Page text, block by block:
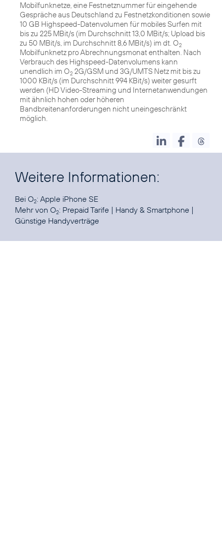
Mobilfunknetze, eine Festnetznummer für eingehende
Gespräche aus Deutschland zu Festnetzkonditionen sowie
10 GB Highspeed-Datenvolumen für mobiles Surfen mit
bis zu 225 MBit/s (im Durchschnitt 13,0 MBit/s; Upload bis
zu 50 MBit/s, im Durchschnitt 8,6 MBit/s) im dt. O2
Mobilfunknetz pro Abrechnungsmonat enthalten. Nach
Verbrauch des Highspeed-Datenvolumens kann
unendlich im O2 2G/GSM und 3G/UMTS Netz mit bis zu
1000 KBit/s (im Durchschnitt 994 KBit/s) weiter gesurft
werden (HD Video-Streaming und Internetanwendungen
mit ähnlich hohen oder höheren
Bandbreitenanforderungen nicht uneingeschränkt
möglich.
Weitere Informationen:
Bei O2: Apple iPhone SE
Mehr von O2: Prepaid Tarife | Handy & Smartphone |
Günstige Handyverträge